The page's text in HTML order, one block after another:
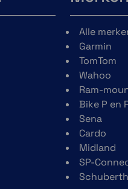
temperatuur
Zoals de
doen met
Alle
Garmin
TomTom
Wahoo
Ram-
Bike P en
Sena
Cardo
Midland
SP-
Schuberth